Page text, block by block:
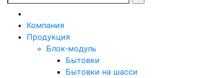
for:
Компания
Продукция
Блок-модуль
Бытовки
Бытовки на шасси